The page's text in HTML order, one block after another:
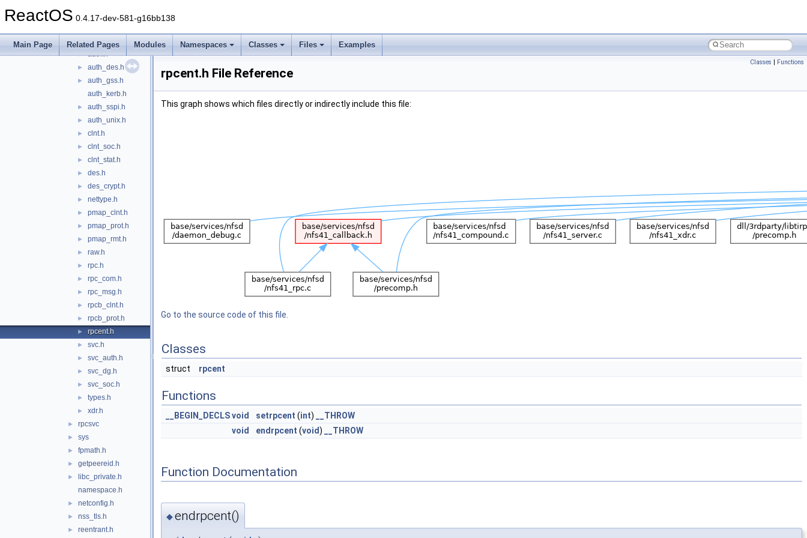
ReactOS 0.4.17-dev-581-g16bb138
Main Page Related Pages Modules Namespaces Classes Files Examples
▼ tirpc
▼ rpc
► auth.h
► auth_des.h
►
auth_gss.h
auth_kerb.h
► auth_sspi.h
► auth_unix.h
► clnt.h
► clnt_soc.h
► clnt_stat.h
► des.h
► des_crypt.h
► nettype.h
► pmap_clnt.h
► pmap_prot.h
► pmap_rmt.h
► raw.h
► rpc.h
► rpc_com.h
► rpc_msg.h
► rpcb_clnt.h
► rpcb_prot.h
► rpcent.h
► svc.h
► svc_auth.h
► svc_dg.h
► svc_soc.h
► types.h
► xdr.h
► rpcsvc
► sys
► fpmath.h
► getpeereid.h
►
libc_private.h
namespace.h
► netconfig.h
► nss_tls.h
► reentrant.h
Classes | Functions
rpcent.h File Reference
This graph shows which files directly or indirectly include this file:
Go to the source code of this file.
Classes
struct rpcent
Functions
__BEGIN_DECLSvoid setrpcent (int)
__THROW
void
endrpcent (void) __THROW
Function Documentation
◆endrpcent()